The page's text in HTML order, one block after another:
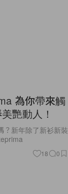
為你帶來觸
艷動人！
？新年除了新衫新裝
18 0